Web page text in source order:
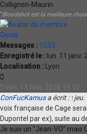
Collignon-Maurin
"Bloodshot est la meilleure
Genla
Messages : 1533
Enregistré le : lun. 11 janv.
Localisation : Lyon
ven. 13 févr. 2026 19:10
ConFucKamusa écrit : ↑jeu.
voix française de Cage
Dupontel par ex), suite au
Je suis un "Jean-VO" mais